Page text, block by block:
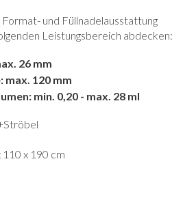
und Füllnadelausstattung
Leistungsbereich abdecken:
26 mm
max. 120 mm
min. 0,20 - max. 28 ml
110 x 190 cm